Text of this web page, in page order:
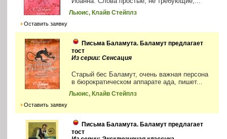
Льюис, Клайв Стейплз
Оставить заявку
Письма Баламута. Баламут предлагает
тост
Из серии: Сенсация
Старый бес Баламут, очень важная персона
в бюрократическом аппарате ада, пишет...
Льюис, Клайв Стейплз
Оставить заявку
Письма Баламута. Баламут предлагает
тост